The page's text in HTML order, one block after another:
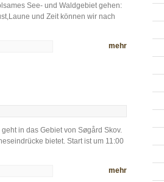
See- und Waldgebiet gehen:
und Zeit können wir nach
mehr
in das Gebiet von Søgård Skov.
bietet. Start ist um 11:00
mehr